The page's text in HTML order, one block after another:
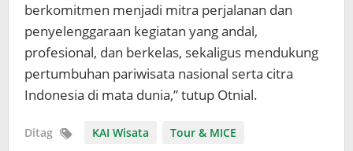
berkomitmen menjadi mitra perjalanan dan
penyelenggaraan kegiatan yang andal,
profesional, dan berkelas, sekaligus mendukung
pertumbuhan pariwisata nasional serta citra
Indonesia di mata dunia,” tutup Otnial.
Ditag KAI Wisata Tour & MICE